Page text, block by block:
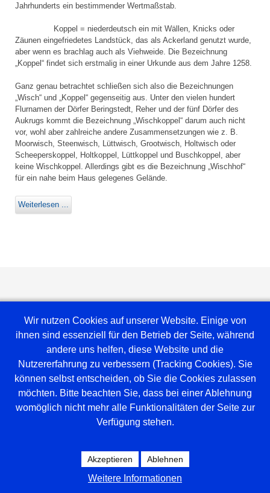
Jahrhunderts ein bestimmender Wertmaßstab.
Koppel = niederdeutsch ein mit Wällen, Knicks oder
Zäunen eingefriedetes Landstück, das als Ackerland genutzt wurde,
aber wenn es brachlag auch als Viehweide. Die Bezeichnung
„Koppel“ findet sich erstmalig in einer Urkunde aus dem Jahre 1258.
Ganz genau betrachtet schließen sich also die Bezeichnungen
„Wisch“ und „Koppel“ gegenseitig aus. Unter den vielen hundert
Flurnamen der Dörfer Beringstedt, Reher und der fünf Dörfer des
Aukrugs kommt die Bezeichnung „Wischkoppel“ darum auch nicht
vor, wohl aber zahlreiche andere Zusammensetzungen wie z. B.
Moorwisch, Steenwisch, Lüttwisch, Grootwisch, Holtwisch oder
Scheeperskoppel, Holtkoppel, Lüttkoppel und Buschkoppel, aber
keine Wischkoppel. Allerdings gibt es die Bezeichnung „Wischhof“
für ein nahe beim Haus gelegenes Gelände.
Weiterlesen ...
Weblinks
Spielplan Tischtennis
Hallenbelegung
Wir nutzen Cookies auf unserer Website. Einige von
ihnen sind essenziell für den Betrieb der Seite, während
andere uns helfen, diese Website und die
Nutzererfahrung zu verbessern (Tracking Cookies). Sie
können selbst entscheiden, ob Sie die Cookies zulassen
möchten. Bitte beachten Sie, dass bei einer Ablehnung
womöglich nicht mehr alle Funktionalitäten der Seite zur
Verfügung stehen.
Akzeptieren Ablehnen
Weitere Informationen